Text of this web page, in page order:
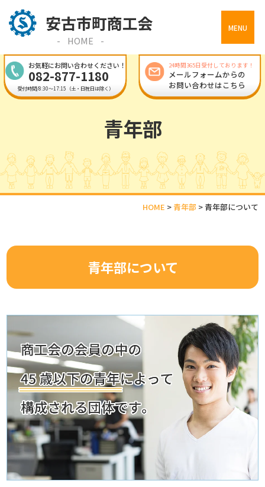
HOME
MENU
お気軽にお問い合わせください！
082-877-1180
受付時間/8:30～17:15（土・日祝日は除く）
24時間365日受付しております！
メールフォームからの
お問い合わせはこちら
青年部
HOME >青年部>青年部について
青年部について